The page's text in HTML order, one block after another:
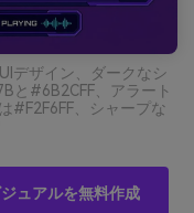
デザイン、ダークなシ
と#6B2CFF、アラート
#F2F6FF、シャープな
ュアルを無料作成